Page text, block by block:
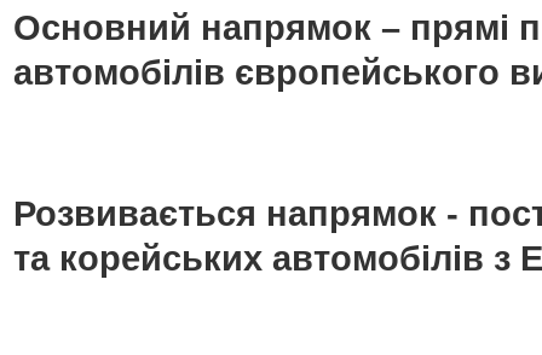
Основний напрямок – прямі
автомобілів європейського
Розвивається напрямок -
та корейських автомобілів з